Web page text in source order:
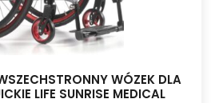
WÓZEK DLA
LIFE SUNRISE MEDICAL